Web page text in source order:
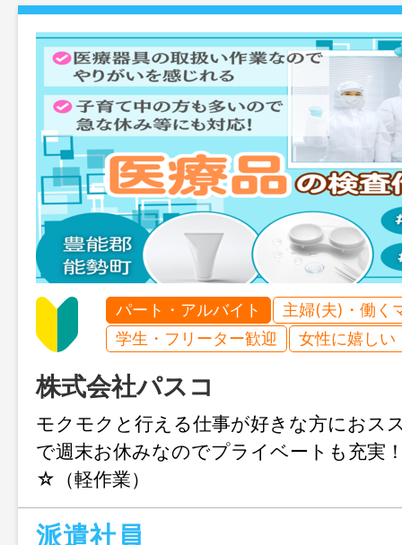
パート・アルバイト
主婦(夫)・働く
学生・フリーター歓迎
女性に嬉しい
株式会社パスコ
モクモクと行える仕事が好きな方におス
で週末お休みなのでプライベートも充実
☆（軽作業）
派遣社員